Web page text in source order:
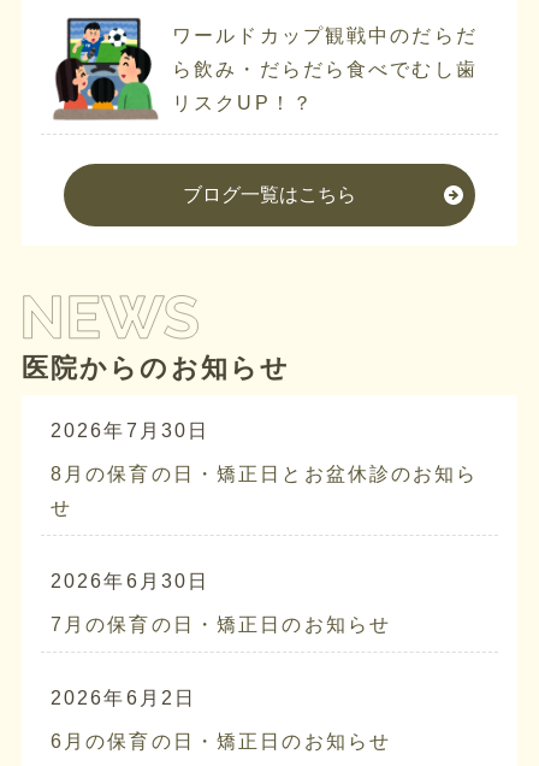
ワールドカップ観戦中のだらだ
ら飲み・だらだら食べでむし歯
リスクUP！？
ブログ一覧はこちら
医院からのお知らせ
2026年7月30日
8月の保育の日・矯正日とお盆休診のお知ら
せ
2026年6月30日
7月の保育の日・矯正日のお知らせ
2026年6月2日
6月の保育の日・矯正日のお知らせ